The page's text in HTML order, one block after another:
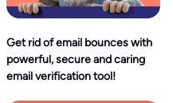
Get rid of email bounces with
powerful, secure and caring
email verification tool!